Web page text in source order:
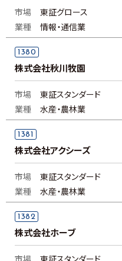
市場
東証グロース
業種
情報・通信業
1380
株式会社秋川牧園
市場
東証スタンダード
業種
水産・農林業
1381
株式会社アクシーズ
市場
東証スタンダード
業種
水産・農林業
1382
株式会社ホーブ